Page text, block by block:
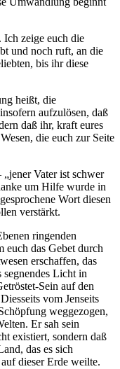
Ich zeige euch die
und noch ruft, an die
bis ihr diese
heißt, die
aufzulösen, daß
daß ihr, kraft eures
die euch zur Seite
Vater ist schwer
um Hilfe wurde in
Wort diesen
verstärkt.
ringenden
das Gebet durch
erschaffen, das
segnendes Licht in
Sein auf den
vom Jenseits
weggezogen,
Er sah sein
existiert, sondern daß
das es sich
dieser Erde weilte.